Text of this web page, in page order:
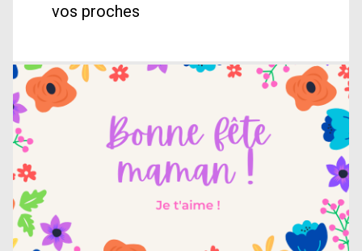
vos proches